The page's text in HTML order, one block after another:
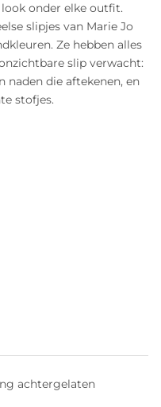
onder elke outfit.
slipjes van Marie Jo
Ze hebben alles
slip verwacht:
naden die aftekenen, en
stofjes.
achtergelaten